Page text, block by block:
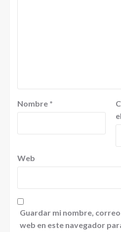
Nombre *
Web
Guardar mi nombre,
web en este navegador